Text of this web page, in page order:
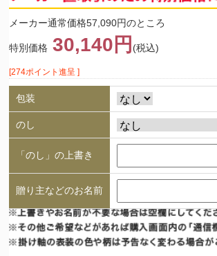
メーカー通常価格57,090円のところ
特別価格 30,140円 (税込)
[274ポイント進呈 ]
包装
のし
「のし」の上書き
贈り主などのお名前